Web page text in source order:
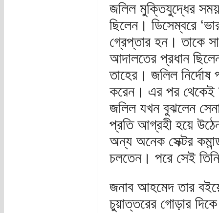
জলিল মুক্তিযুদ্ধের
ছিলেন। ডিসেম্বরে
গ্রেপ্তার হন। তাকে
আদালতের প্রধান
তাহের। জলিল নির্দোষ
করেন। এর পর থেকেই
জলিল যখন বুঝলেন
প্রতি আগ্রহী হয়ে
অন্য অনেক সেক্টর
চলতেন। পরে সেই
জনাব আহমেদ তার
চুয়াত্তরের গোড়ার